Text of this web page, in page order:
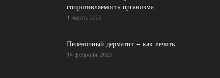
сопротивляемость организма
1 марта, 2023
Пеленочный дерматит – как лечить
14 февраля, 2023